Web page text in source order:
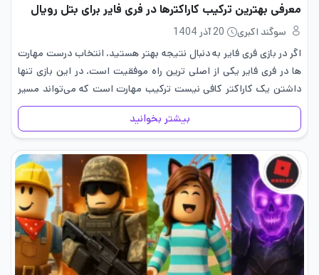
معرفی بهترین ترکیب کاراکترها در فری فایر برای بتل رویال
سوگند اکبری
20 آذر 1404
اگر در بازی فری فایر به دنبال نتیجه بهتر هستید، انتخاب درست مهارت
ها در فری فایر یکی از اصلی ترین راه موفقیت است. در این بازی تنها
داشتن یک کاراکتر کافی نیست ترکیب مهارت‌ است که می‌تواند مسیر
بازی…
بیشتر بخوانید